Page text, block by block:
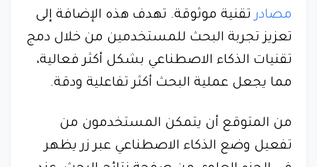
مصادرتقنية موثوقة. تهدف هذه الإضافة إلى
تعزيز تجربة البحث للمستخدمين من خلال دمج
تقنيات الذكاء الاصطناعي بشكل أكثر فعالية،
مما يجعل عملية البحث أكثر تفاعلية ودقة.
من المتوقع أن يتمكن المستخدمون من
تفعيل وضع الذكاء الاصطناعي عبر زر يظهر